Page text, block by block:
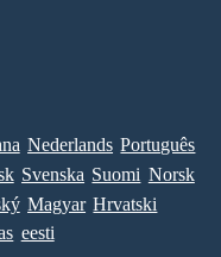
Nederlands Português
Svenska Suomi Norsk
Magyar Hrvatski
eesti